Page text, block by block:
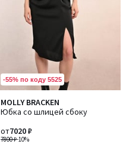
-55% по коду 5525
MOLLY BRACKEN
Юбка со шлицей сбоку
7800 ₽-10%
от7020 ₽
5
/